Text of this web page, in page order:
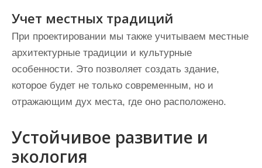
Учет местных традиций
При проектировании мы также учитываем местные
архитектурные традиции и культурные
особенности. Это позволяет создать здание,
которое будет не только современным, но и
отражающим дух места, где оно расположено.
Устойчивое развитие и
экология